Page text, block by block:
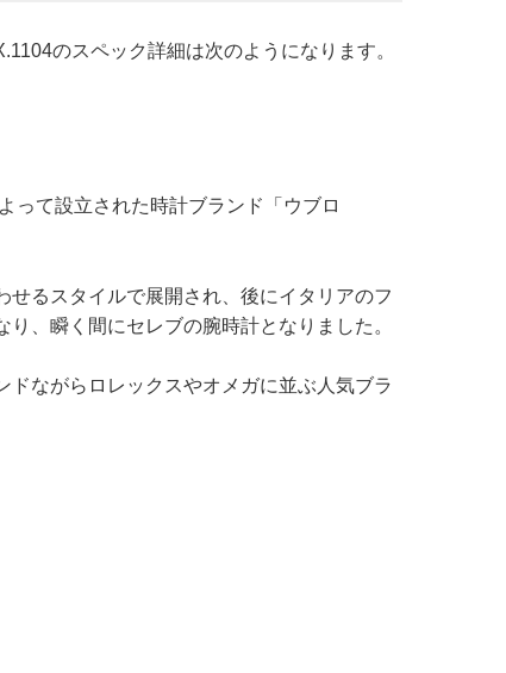
のスペック詳細は次のようになります。
って設立された時計ブランド「ウブロ
るスタイルで展開され、後にイタリアのフ
、瞬く間にセレブの腕時計となりました。
ながらロレックスやオメガに並ぶ人気ブラ